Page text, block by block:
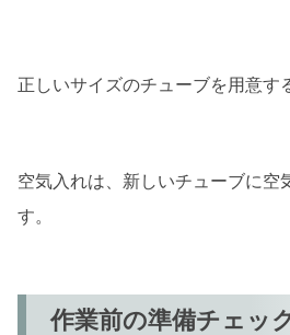
正しいサイズのチューブを用意す
空気入れは、新しいチューブに空
す。
作業前の準備チェッ